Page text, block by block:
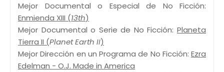
Mejor Documental o Especial de No Ficción:
Enmienda XIII (13th)
Mejor Documental o Serie de No Ficción: Planeta
Tierra II (Planet Earth II)
Mejor Dirección en un Programa de No Ficción: Ezra
Edelman - O.J. Made in America